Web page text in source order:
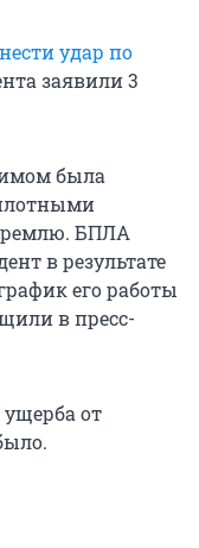
удар по
заявили 3
была
БПЛА
в результате
его работы
в пресс-
от